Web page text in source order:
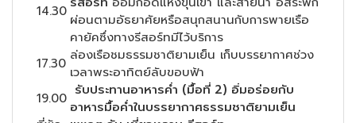
14.30 ผ่อนตามอัธยาศัยหรือสนุกสนานกับการพายเรือ
คายัคซึ่งทางรีสอร์ทมีไว้บริการ
17.30 ล่องเรือชมธรรมชาติยามเย็น เก็บบรรยากาศช่วง
เวลาพระอาทิตย์ลับขอบฟ้า
19.00 รับประทานอาหารค่ำ (มื้อที่ 2) อิ่มอร่อยกับ
อาหารมื้อค่ำในบรรยากาศธรรมชาติยามเย็น